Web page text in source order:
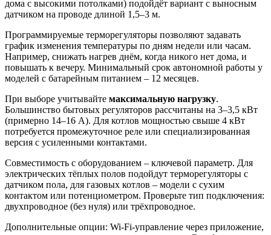
дома с высокими потолками) подойдёт вариант с выносным
датчиком на проводе длиной 1,5–3 м.
Программируемые терморегуляторы позволяют задавать
график изменения температуры по дням недели или часам.
Например, снижать нагрев днём, когда никого нет дома, и
повышать к вечеру. Минимальный срок автономной работы у
моделей с батарейным питанием – 12 месяцев.
При выборе учитывайте максимальную нагрузку.
Большинство бытовых регуляторов рассчитаны на 3–3,5 кВт
(примерно 14–16 А). Для котлов мощностью свыше 4 кВт
потребуется промежуточное реле или специализированная
версия с усиленными контактами.
Совместимость с оборудованием – ключевой параметр. Для
электрических тёплых полов подойдут терморегуляторы с
датчиком пола, для газовых котлов – модели с сухим
контактом или потенциометром. Проверьте тип подключения:
двухпроводное (без нуля) или трёхпроводное.
Дополнительные опции: Wi-Fi-управление через приложение,